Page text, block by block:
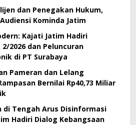
dan Penegakan Hukum,
Kominda Jatim
Kajati Jatim Hadiri
2/2026 dan Peluncuran
di PT Surabaya
Pameran dan Lelang
Bernilai Rp40,73 Miliar
di Tengah Arus Disinformasi
Hadiri Dialog Kebangsaan